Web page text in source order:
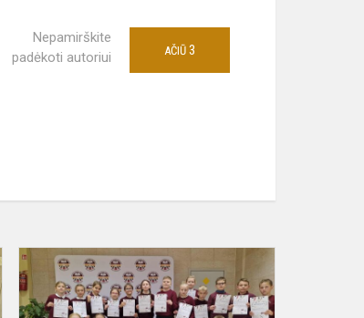
Nepamirškite
padėkoti autoriui
AČIŪ 3
Paroda
konkursas
gamtos